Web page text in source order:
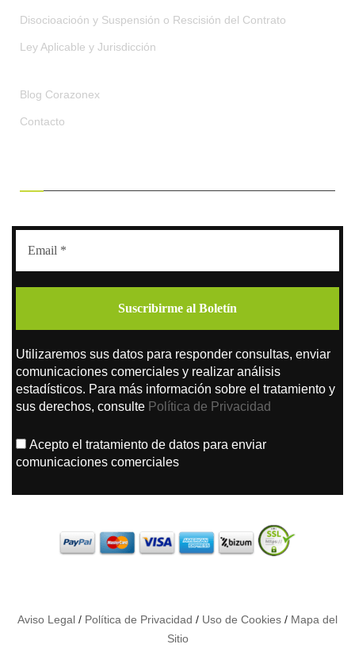
Disocioacioón y Suspensión o Rescisión del Contrato
Ley Aplicable y Jurisdicción
Blog Corazonex
Contacto
Utilizaremos sus datos para responder consultas, enviar
comunicaciones comerciales y realizar análisis
estadísticos. Para más información sobre el tratamiento y
sus derechos, consulte Política de Privacidad
Acepto el tratamiento de datos para enviar
comunicaciones comerciales
Aviso Legal / Política de Privacidad / Uso de Cookies / Mapa del
Sitio